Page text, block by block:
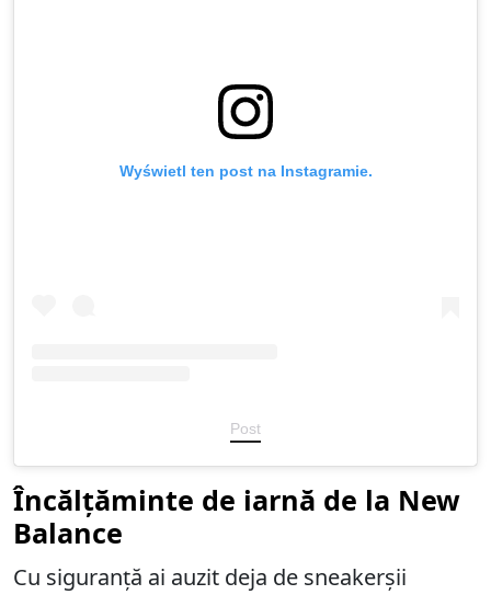
Wyświetl ten post na Instagramie.
Post
Încălțăminte de iarnă de la New
Balance
Cu siguranță ai auzit deja de sneakerșii